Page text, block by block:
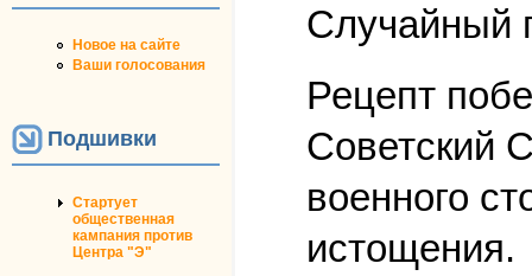
Новое на сайте
Ваши голосования
Подшивки
Стартует
общественная
кампания против
Центра "Э"
Случайный
Рецепт
Советский
военного
истощения.